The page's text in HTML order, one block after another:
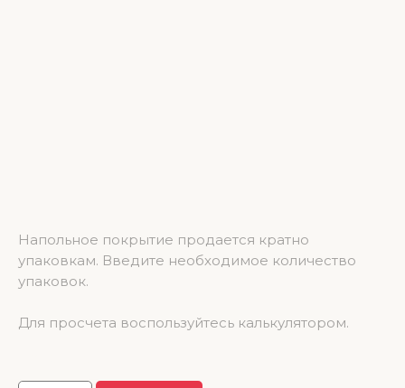
Напольное покрытие продается кратно
упаковкам. Введите необходимое количество
упаковок.
Для просчета воспользуйтесь калькулятором.